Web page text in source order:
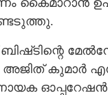
കൈമാറാൻ
അജിത്
ഓപ്പറേഷൻ